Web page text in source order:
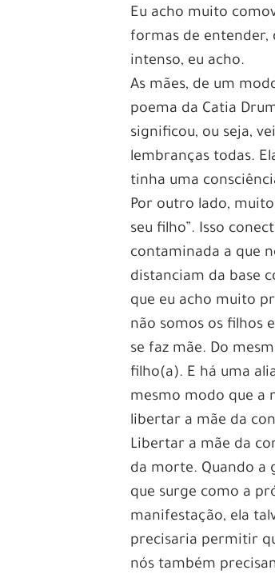
Eu acho muito
formas de entender,
intenso, eu acho.
As mães, de um
poema da Catia
significou, ou seja,
lembranças todas.
tinha uma
Por outro lado,
seu filho”. Isso
contaminada a que
distanciam da base
que eu acho muito
não somos os filhos
se faz mãe. Do
filho(a). E há uma
mesmo modo que a
libertar a mãe da
Libertar a mãe da
da morte. Quando a
que surge como a
manifestação, ela
precisaria permitir
nós também